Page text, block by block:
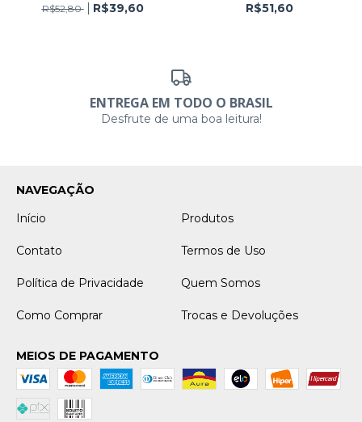
R$52,80
R$39,60 R$51,60
ENTREGA EM TODO O BRASIL
Desfrute de uma boa leitura!
NAVEGAÇÃO
Início
Produtos
Contato Termos de Uso
Política de Privacidade Quem Somos
Como Comprar Trocas e Devoluções
MEIOS DE PAGAMENTO